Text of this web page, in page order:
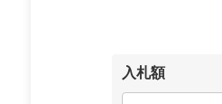
入札額